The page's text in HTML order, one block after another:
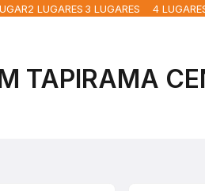
SIENNA
PELION
2 LUGARES 3 LUGARES 4
TAPIRAMA